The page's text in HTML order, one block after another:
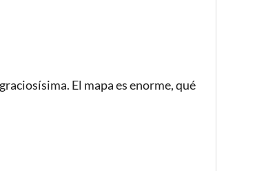
El mapa es enorme, qué